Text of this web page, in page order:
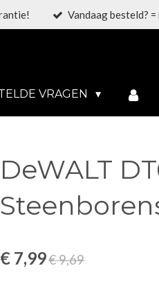
Vandaag besteld?
VRAGEN
DeWALT
€ 7,99€ 9,69